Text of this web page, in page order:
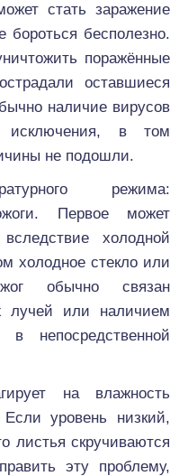
стать заражение
бесполезно.
поражённые
оставшиеся
наличие вирусов
исключения, в том
не подошли.
режима:
Первое может
холодной
холодное стекло или
обычно связан
лучей или наличием
в непосредственной
на влажность
уровень низкий,
листья скручиваются
эту проблему,